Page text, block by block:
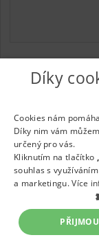
Informace o
webu|Vložit
Díky
Cookies nám
Díky nim vám
určený pro vás.
Kliknutím na tlačítko
souhlas s
a marketingu.Více